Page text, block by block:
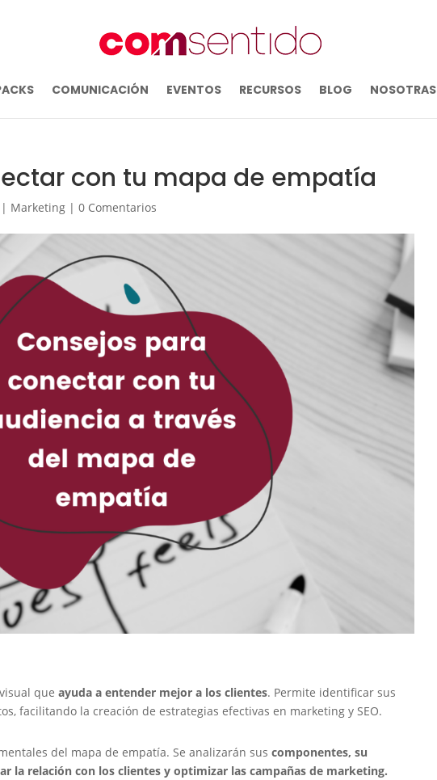
COMUNICACIÓN EVENTOS RECURSOS BLOG NOSOTRAS
con tu mapa de empatía
| Marketing |0 Comentarios
que ayuda a entender mejor a los clientes. Permite identificar sus
facilitando la creación de estrategias efectivas en marketing y SEO.
del mapa de empatía. Se analizarán suscomponentes, su
la relación con los clientes y optimizar las campañas de marketing.